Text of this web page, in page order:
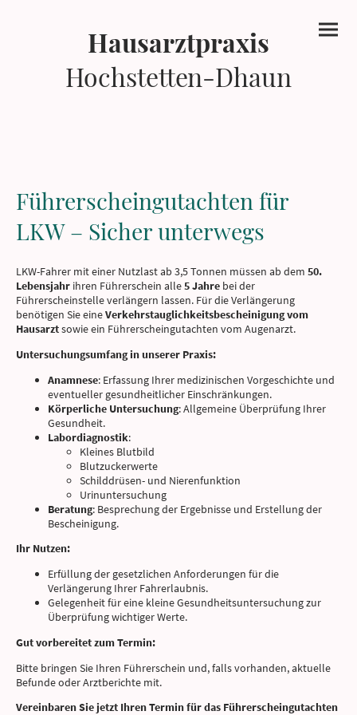
Hausarztpraxis
Hochstetten-Dhaun
Führerscheingutachten für
LKW – Sicher unterwegs
LKW-Fahrer mit einer Nutzlast ab 3,5 Tonnen müssen ab dem 50.
Lebensjahr ihren Führerschein alle5 Jahre bei der
Führerscheinstelle verlängern lassen. Für die Verlängerung
benötigen Sie eineVerkehrstauglichkeitsbescheinigung vom
Hausarztsowie ein Führerscheingutachten vom Augenarzt.
Untersuchungsumfang in unserer Praxis:
Anamnese: Erfassung Ihrer medizinischen Vorgeschichte und
eventueller gesundheitlicher Einschränkungen.
Körperliche Untersuchung: Allgemeine Überprüfung Ihrer
Gesundheit.
Labordiagnostik:
Kleines Blutbild
Blutzuckerwerte
Schilddrüsen- und Nierenfunktion
Urinuntersuchung
Beratung: Besprechung der Ergebnisse und Erstellung der
Bescheinigung.
Ihr Nutzen:
Erfüllung der gesetzlichen Anforderungen für die
Verlängerung Ihrer Fahrerlaubnis.
Gelegenheit für eine kleine Gesundheitsuntersuchung zur
Überprüfung wichtiger Werte.
Gut vorbereitet zum Termin:
Bitte bringen Sie Ihren Führerschein und, falls vorhanden, aktuelle
Befunde oder Arztberichte mit.
Vereinbaren Sie jetzt Ihren Termin für das Führerscheingutachten